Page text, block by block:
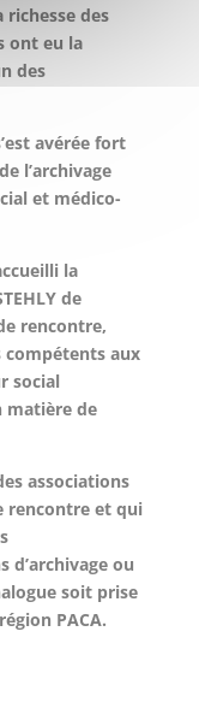
des
ont eu la
des
avérée fort
l’archivage
et médico-
la
de
rencontre,
aux
social
matière de
associations
rencontre et qui
d’archivage ou
soit prise
PACA.